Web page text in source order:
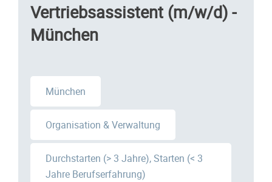
Vertriebsassistent (m/w/d) -
München
München
Organisation & Verwaltung
Durchstarten (> 3 Jahre), Starten (< 3
Jahre Berufserfahrung)